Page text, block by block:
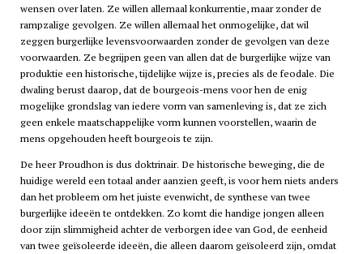
wensen over laten. Ze willen allemaal konkurrentie, maar zonder de
rampzalige gevolgen. Ze willen allemaal het onmogelijke, dat wil
zeggen burgerlijke levensvoorwaarden zonder de gevolgen van deze
voorwaarden. Ze begrijpen geen van allen dat de burgerlijke wijze van
produktie een historische, tijdelijke wijze is, precies als de feodale. Die
dwaling berust daarop, dat de bourgeois-mens voor hen de enig
mogelijke grondslag van iedere vorm van samenleving is, dat ze zich
geen enkele maatschappelijke vorm kunnen voorstellen, waarin de
mens opgehouden heeft bourgeois te zijn.
De heer Proudhon is dus doktrinair. De historische beweging, die de
huidige wereld een totaal ander aanzien geeft, is voor hem niets anders
dan het probleem om het juiste evenwicht, de synthese van twee
burgerlijke ideeën te ontdekken. Zo komt die handige jongen alleen
door zijn slimmigheid achter de verborgen idee van God, de eenheid
van twee geïsoleerde ideeën, die alleen daarom geïsoleerd zijn, omdat